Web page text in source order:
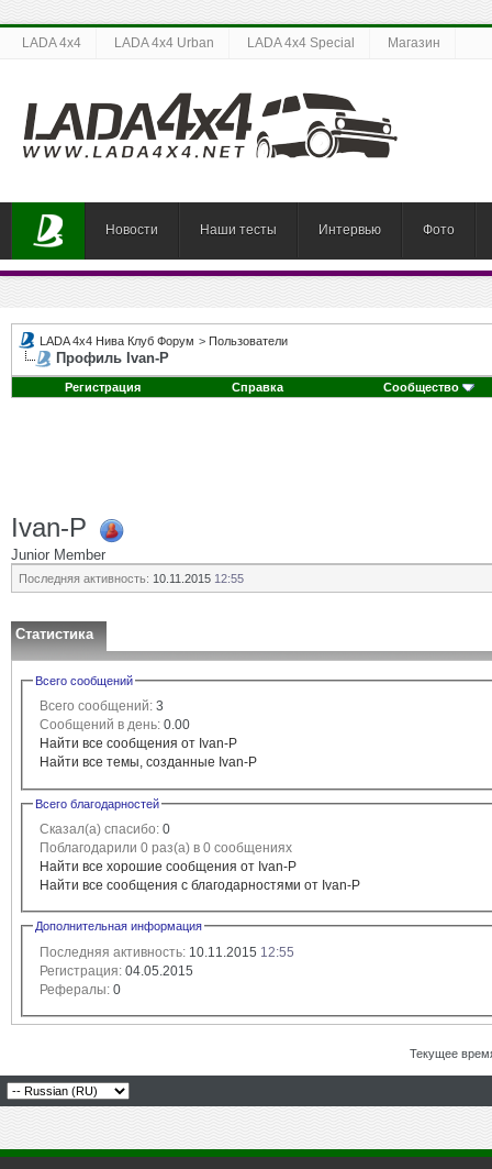
LADA 4x4 LADA 4x4 Urban LADA 4x4 Special Магазин
Новости Наши тесты Интервью Фото
LADA 4x4 Нива Клуб Форум > Пользователи
Профиль Ivan-P
Регистрация Справка Сообщество
Ivan-P
Junior Member
Последняя активность: 10.11.2015 12:55
Статистика
Всего сообщений
Всего сообщений: 3
Сообщений в день: 0.00
Найти все сообщения от Ivan-P
Найти все темы, созданные Ivan-P
Всего благодарностей
Сказал(а) спасибо: 0
Поблагодарили 0 раз(а) в 0 сообщениях
Найти все хорошие сообщения от Ivan-P
Найти все сообщения с благодарностями от Ivan-P
Дополнительная информация
Последняя активность: 10.11.2015 12:55
Регистрация: 04.05.2015
Рефералы: 0
Текущее